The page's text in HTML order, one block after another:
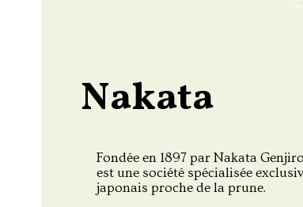
Nakata
Fondée en 1897 par Nakata
est une société spécialisée
japonais proche de la prune.